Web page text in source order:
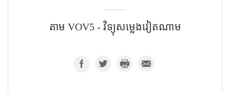
តាម​ VOV5 - វិទ្យុសម្លេងវៀតណាម